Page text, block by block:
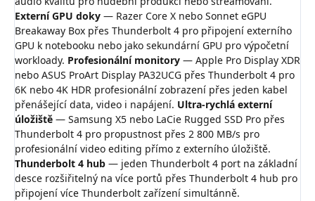
Externí GPU doky — Razer Core X nebo Sonnet eGPU
Breakaway Box přes Thunderbolt 4 pro připojení externího
GPU k notebooku nebo jako sekundární GPU pro výpočetní
workloady. Profesionální monitory — Apple Pro Display XDR
nebo ASUS ProArt Display PA32UCG přes Thunderbolt 4 pro
6K nebo 4K HDR profesionální zobrazení přes jeden kabel
přenášející data, video i napájení. Ultra-rychlá externí
úložiště — Samsung X5 nebo LaCie Rugged SSD Pro přes
Thunderbolt 4 pro propustnost přes 2 800 MB/s pro
profesionální video editing přímo z externího úložiště.
Thunderbolt 4 hub — jeden Thunderbolt 4 port na základní
desce rozšiřitelný na více portů přes Thunderbolt 4 hub pro
připojení více Thunderbolt zařízení simultánně.